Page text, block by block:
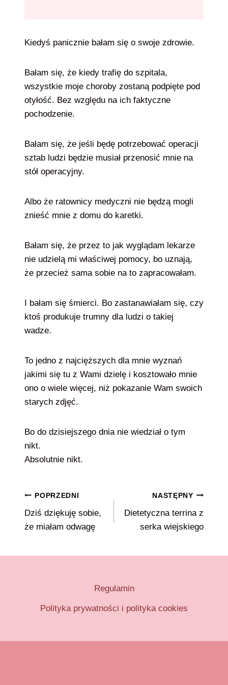
Kiedyś panicznie bałam się o swoje zdrowie.
Bałam się, że kiedy trafię do szpitala,
wszystkie moje choroby zostaną podpięte pod
otyłość. Bez względu na ich faktyczne
pochodzenie.
Bałam się, że jeśli będę potrzebować operacji
sztab ludzi będzie musiał przenosić mnie na
stół operacyjny.
Albo że ratownicy medyczni nie będzą mogli
znieść mnie z domu do karetki.
Bałam się, że przez to jak wyglądam lekarze
nie udzielą mi właściwej pomocy, bo uznają,
że przecież sama sobie na to zapracowałam.
I bałam się śmierci. Bo zastanawiałam się, czy
ktoś produkuje trumny dla ludzi o takiej
wadze.
To jedno z najcięższych dla mnie wyznań
jakimi się tu z Wami dzielę i kosztowało mnie
ono o wiele więcej, niż pokazanie Wam swoich
starych zdjęć.
Bo do dzisiejszego dnia nie wiedział o tym
nikt.
Absolutnie nikt.
Nawigacja
wpisu
POPRZEDNI
Dziś dziękuję sobie,
że miałam odwagę
NASTĘPNY
Dietetyczna terrina z
serka wiejskiego
Regulamin
Polityka prywatności i polityka cookies